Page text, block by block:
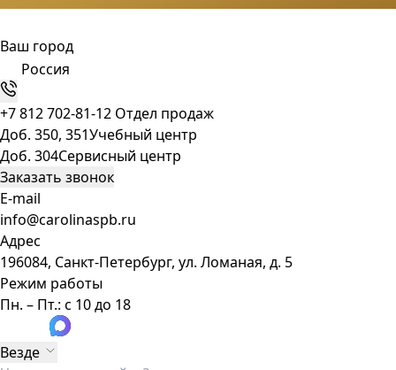
Ваш город
Россия
+7 812 702-81-12 Отдел продаж
Доб. 350, 351Учебный центр
Доб. 304Сервисный центр
Заказать звонок
E-mail
info@carolinaspb.ru
Адрес
196084, Санкт-Петербург, ул. Ломаная, д. 5
Режим работы
Пн. – Пт.: с 10 до 18
Везде